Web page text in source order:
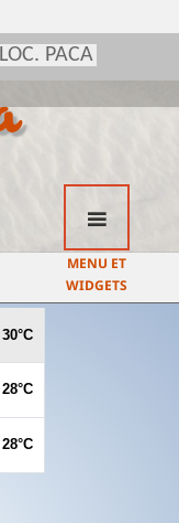
PACA
MENU ET
WIDGETS